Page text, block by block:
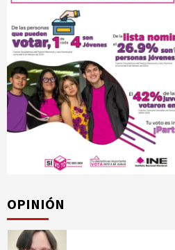
OPINIÓN